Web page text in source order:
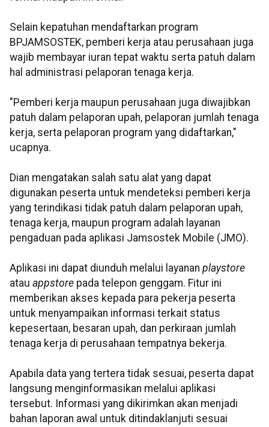
Selain kepatuhan mendaftarkan program
BPJAMSOSTEK, pemberi kerja atau perusahaan juga
wajib membayar iuran tepat waktu serta patuh dalam
hal administrasi pelaporan tenaga kerja.
"Pemberi kerja maupun perusahaan juga diwajibkan
patuh dalam pelaporan upah, pelaporan jumlah tenaga
kerja, serta pelaporan program yang didaftarkan,"
ucapnya.
Dian mengatakan salah satu alat yang dapat
digunakan peserta untuk mendeteksi pemberi kerja
yang terindikasi tidak patuh dalam pelaporan upah,
tenaga kerja, maupun program adalah layanan
pengaduan pada aplikasi Jamsostek Mobile (JMO).
Aplikasi ini dapat diunduh melalui layanan playstore
atau appstore pada telepon genggam. Fitur ini
memberikan akses kepada para pekerja peserta
untuk menyampaikan informasi terkait status
kepesertaan, besaran upah, dan perkiraan jumlah
tenaga kerja di perusahaan tempatnya bekerja.
Apabila data yang tertera tidak sesuai, peserta dapat
langsung menginformasikan melalui aplikasi
tersebut. Informasi yang dikirimkan akan menjadi
bahan laporan awal untuk ditindaklanjuti sesuai